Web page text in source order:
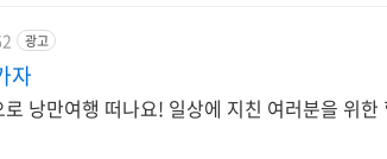
광고
자
낭만여행 떠나요! 일상에 지친 여러분을 위한